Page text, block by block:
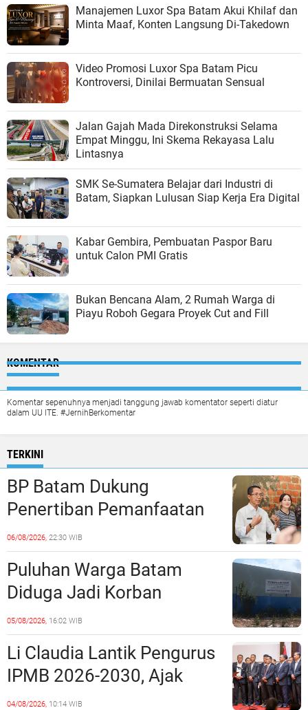
Manajemen Luxor Spa Batam Akui Khilaf dan
Minta Maaf, Konten Langsung Di-Takedown
Video Promosi Luxor Spa Batam Picu
Kontroversi, Dinilai Bermuatan Sensual
Jalan Gajah Mada Direkonstruksi Selama
Empat Minggu, Ini Skema Rekayasa Lalu
Lintasnya
SMK Se-Sumatera Belajar dari Industri di
Batam, Siapkan Lulusan Siap Kerja Era Digital
Kabar Gembira, Pembuatan Paspor Baru
untuk Calon PMI Gratis
Bukan Bencana Alam, 2 Rumah Warga di
Piayu Roboh Gegara Proyek Cut and Fill
KOMENTAR
Komentar sepenuhnya menjadi tanggung jawab komentator seperti diatur
dalam UU ITE. #JernihBerkomentar
TERKINI
BP Batam Dukung
Penertiban Pemanfaatan
Ruang Laut Sesuai
Ketentuan Peraturan
Perundang-undangan
06/08/2026, 22:30 WIB
Puluhan Warga Batam
Diduga Jadi Korban
Penipuan Kavling Hingga
Miliaran Rupiah, Laporan ke
Polda Kepri Jalan di
Tempat?
05/08/2026, 16:02 WIB
Li Claudia Lantik Pengurus
IPMB 2026-2030, Ajak
Perkuat Kerukunan dan
04/08/2026, 10:14 WIB